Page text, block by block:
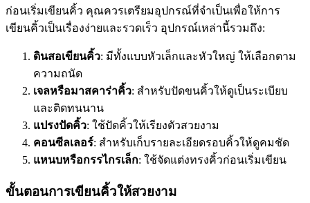
ก่อนเริ่มเขียนคิ้ว คุณควรเตรียมอุปกรณ์ที่จำเป็นเพื่อให้การ
เขียนคิ้วเป็นเรื่องง่ายและรวดเร็ว อุปกรณ์เหล่านี้รวมถึง:
ดินสอเขียนคิ้ว: มีทั้งแบบหัวเล็กและหัวใหญ่ ให้เลือกตาม
ความถนัด
เจลหรือมาสคาร่าคิ้ว: สำหรับปัดขนคิ้วให้ดูเป็นระเบียบ
และติดทนนาน
แปรงปัดคิ้ว: ใช้ปัดคิ้วให้เรียงตัวสวยงาม
คอนซีลเลอร์: สำหรับเก็บรายละเอียดรอบคิ้วให้ดูคมชัด
แหนบหรือกรรไกรเล็ก: ใช้จัดแต่งทรงคิ้วก่อนเริ่มเขียน
ขั้นตอนการเขียนคิ้วให้สวยงาม